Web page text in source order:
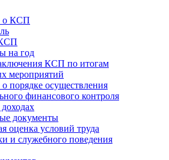
о КСП
на год
КСП по итогам
мероприятий
порядке осуществления
финансового контроля
документы
оценка условий труда
и служебного поведения